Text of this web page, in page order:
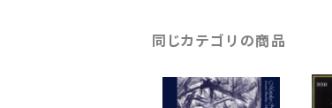
同じカテゴリの商品